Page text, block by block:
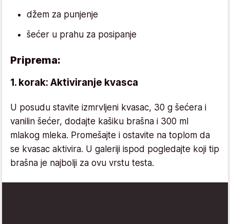
džem za punjenje
šećer u prahu za posipanje
Priprema:
1. korak: Aktiviranje kvasca
U posudu stavite izmrvljeni kvasac, 30 g šećera i
vanilin šećer, dodajte kašiku brašna i 300 ml
mlakog mleka. Promešajte i ostavite na toplom da
se kvasac aktivira. U galeriji ispod pogledajte koji tip
brašna je najbolji za ovu vrstu testa.